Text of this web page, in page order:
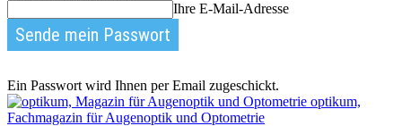
Ihre E-Mail-Adresse
Ein Passwort wird Ihnen per Email zugeschickt.
optikum,
Fachmagazin für Augenoptik und Optometrie